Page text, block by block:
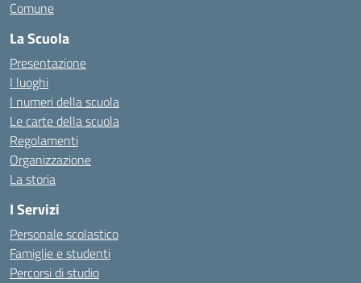
Comune
La Scuola
Presentazione
I luoghi
I numeri della scuola
Le carte della scuola
Regolamenti
Organizzazione
La storia
I Servizi
Personale scolastico
Famiglie e studenti
Percorsi di studio